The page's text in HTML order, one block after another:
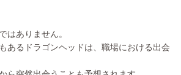
はありません。
あるドラゴンヘッドは、職場における出会